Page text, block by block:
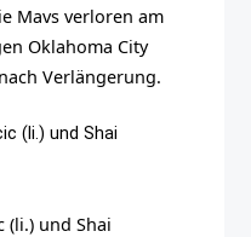
Mavs verloren am
Oklahoma City
Verlängerung.
(li.) und Shai